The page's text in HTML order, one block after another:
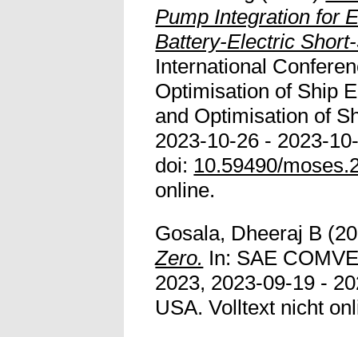
Pump Integration for
Battery-Electric
International
Optimisation of Ship
and Optimisation of
2023-10-26 - 2023-
doi: 10.59490/
online.
Gosala, Dheeraj B
Zero. In: SAE
2023, 2023-09-19 -
USA. Volltext nicht